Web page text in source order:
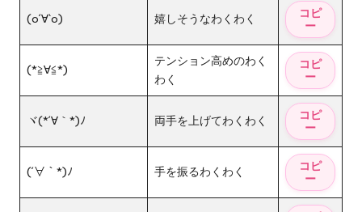
(o´∀`o) 嬉しそうなわくわく
(*≧∀≦*)
テンション高めのわく
わく
ヾ(*´∀｀*)ﾉ 両手を上げてわくわく
(´∀｀*)ﾉ 手を振るわくわく